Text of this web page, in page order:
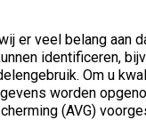
er veel belang
identificeren,
Om u
worden
(AVG)